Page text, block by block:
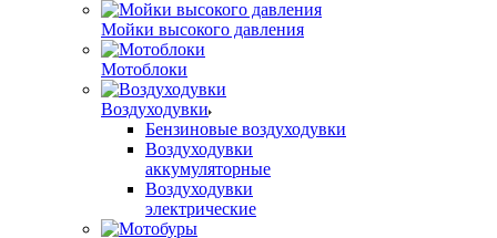
Мойки высокого давления
Мотоблоки
Воздуходувки
Бензиновые воздуходувки
Воздуходувки
аккумуляторные
Воздуходувки
электрические